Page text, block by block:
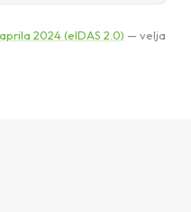
2024 (eIDAS 2.0) — velja